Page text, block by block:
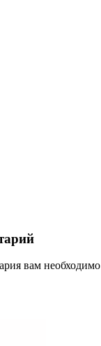
вам необходимо